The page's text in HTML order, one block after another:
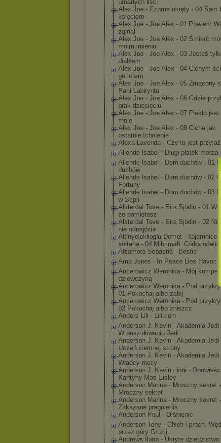
umarłych liści
Alex Joe - Czarne okręty - 04 Sam
księciem
Alex Joe - Joe Alex - 01 Powiem
zginął
Alex Joe - Joe Alex - 02 Śmierć
moim imieniu
Alex Joe - Joe Alex - 03 Jesteś
diabłem
Alex Joe - Joe Alex - 04 Cichym
go lotem
Alex Joe - Joe Alex - 05 Zmącony
Pani Labiryntu
Alex Joe - Joe Alex - 06 Gdzie
brak dziesięciu
Alex Joe - Joe Alex - 07 Piekło jest
mnie
Alex Joe - Joe Alex - 08 Cicha jak
ostatnie tchnienie
Alexa Lavenda - Czy to jest
Allende Isabel - Długi płatek morza
Allende Isabel - Dom duchów - 01
duchów
Allende Isabel - Dom duchów - 02
Fortuny
Allende Isabel - Dom duchów - 03
w Sepii
Alsterdal Tove - Eira Sjödin - 01
że pamiętasz
Alsterdal Tove - Eira Sjödin - 02
nie odnajdzie
Altinyelekliog lu Demet - Tajemnice
sułtana - 04 Mihrimah. Córka odaliski
Alzamora Sebastià - Bestie
Amo Jones - In Peace Lies Havoc
Ancerowicz Weronika - Mój kumpel
dziewczyną
Ancerowicz Weronika - Pod
01 Pokochaj albo zabij
Ancerowicz Weronika - Pod
02 Pokochaj albo zniszcz
Anders Lili - Lili.com
Anderson J. Kevin - Akademia Jedi
W poszukiwaniu Jedi
Anderson J. Kevin - Akademia Jedi
Uczeń ciemnej strony
Anderson J. Kevin - Akademia Jedi
Władcy mocy
Anderson J. Kevin i inni -
Kantyny Mos Eisley
Anderson Marina - Mroczny sekret
Mroczny sekret
Anderson Marina - Mroczny sekret
Zakazane pragnienia
Anderson Poul - Olśnienie
Anderson Tony - Chleb i proch.
przez góry Gruzji
Andrews Ilona - Ukryte dziedzictwo